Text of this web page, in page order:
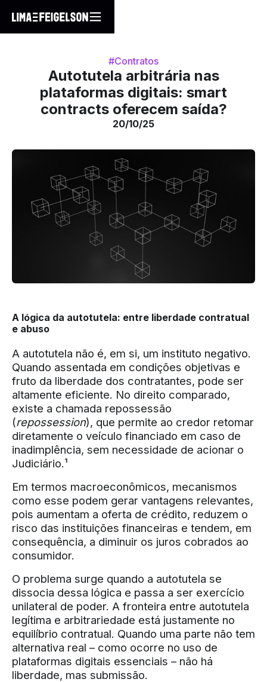
#Contratos
Autotutela arbitrária nas
plataformas digitais: smart
contracts oferecem saída?
20/10/25
A lógica da autotutela: entre liberdade contratual
e abuso
A autotutela não é, em si, um instituto negativo.
Quando assentada em condições objetivas e
fruto da liberdade dos contratantes, pode ser
altamente eficiente. No direito comparado,
existe a chamada repossessão
(repossession), que permite ao credor retomar
diretamente o veículo financiado em caso de
inadimplência, sem necessidade de acionar o
Judiciário.¹
Em termos macroeconômicos, mecanismos
como esse podem gerar vantagens relevantes,
pois aumentam a oferta de crédito, reduzem o
risco das instituições financeiras e tendem, em
consequência, a diminuir os juros cobrados ao
consumidor.
O problema surge quando a autotutela se
dissocia dessa lógica e passa a ser exercício
unilateral de poder. A fronteira entre autotutela
legítima e arbitrariedade está justamente no
equilíbrio contratual. Quando uma parte não tem
alternativa real – como ocorre no uso de
plataformas digitais essenciais – não há
liberdade, mas submissão.